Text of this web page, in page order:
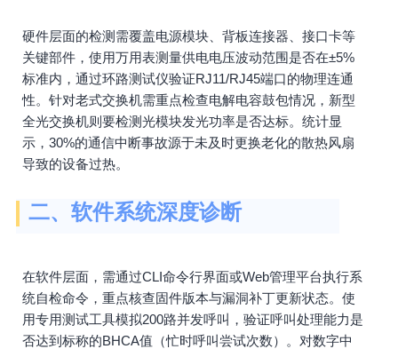
硬件层面的检测需覆盖电源模块、背板连接器、接口卡等
关键部件，使用万用表测量供电电压波动范围是否在±5%
标准内，通过环路测试仪验证RJ11/RJ45端口的物理连通
性。针对老式交换机需重点检查电解电容鼓包情况，新型
全光交换机则要检测光模块发光功率是否达标。统计显
示，30%的通信中断事故源于未及时更换老化的散热风扇
导致的设备过热。
二、软件系统深度诊断
在软件层面，需通过CLI命令行界面或Web管理平台执行系
统自检命令，重点核查固件版本与漏洞补丁更新状态。使
用专用测试工具模拟200路并发呼叫，验证呼叫处理能力是
否达到标称的BHCA值（忙时呼叫尝试次数）。对数字中